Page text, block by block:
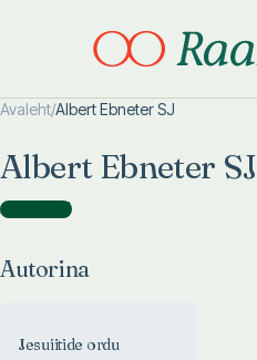
Avaleht/Albert Ebneter SJ
Albert Ebneter SJ
Autorina )
Autorina
Jesuiitide ordu